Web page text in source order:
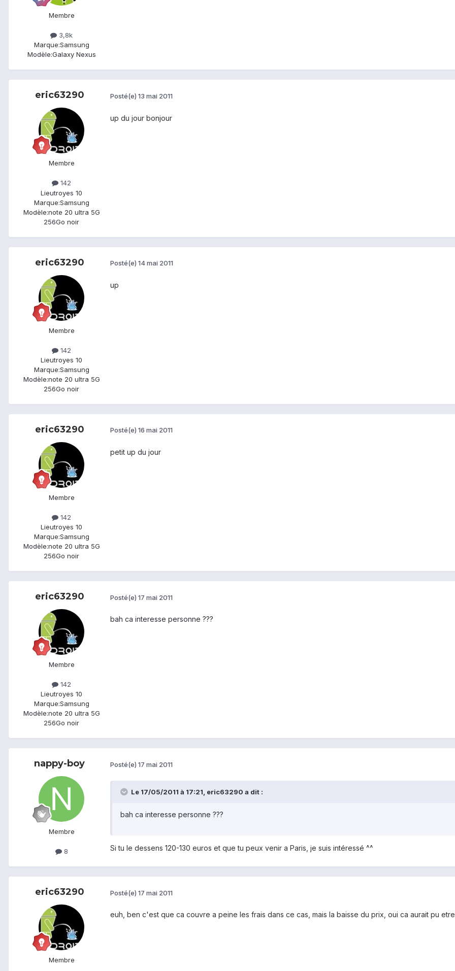
Membre
3,8k
Marque:Samsung
Modèle:Galaxy Nexus
eric63290
Membre
142
Lieutroyes 10
Marque:Samsung
Modèle:note 20 ultra 5G
256Go noir
Posté(e) 13 mai 2011
up du jour bonjour
eric63290
Membre
142
Lieutroyes 10
Marque:Samsung
Modèle:note 20 ultra 5G
256Go noir
Posté(e) 14 mai 2011
up
eric63290
Membre
142
Lieutroyes 10
Marque:Samsung
Modèle:note 20 ultra 5G
256Go noir
Posté(e) 16 mai 2011
petit up du jour
eric63290
Membre
142
Lieutroyes 10
Marque:Samsung
Modèle:note 20 ultra 5G
256Go noir
Posté(e) 17 mai 2011
bah ca interesse personne ???
nappy-boy
Membre
8
Posté(e) 17 mai 2011
Le 17/05/2011 à 17:21, eric63290 a dit :
bah ca interesse personne ???
Si tu le dessens 120-130 euros et que tu peux venir a Paris, je suis intéressé ^^
eric63290
Membre
Posté(e) 17 mai 2011
euh, ben c'est que ca couvre a peine les frais dans ce cas, mais la baisse du prix, oui ca aurait pu